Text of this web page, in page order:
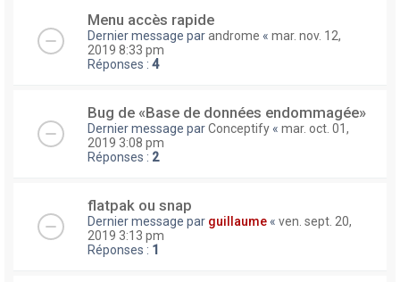
Menu accès rapide
Dernier message parandrome « mar. nov. 12,
2019 8:33 pm
Réponses : 4
Bug de «Base de données endommagée»
Dernier message parConceptify « mar. oct. 01,
2019 3:08 pm
Réponses : 2
flatpak ou snap
Dernier message par guillaume « ven. sept. 20,
2019 3:13 pm
Réponses : 1